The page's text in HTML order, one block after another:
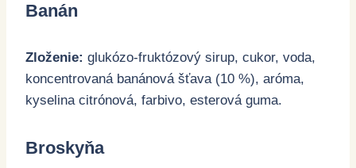
Banán
Zloženie: glukózo-fruktózový sirup, cukor, voda,
koncentrovaná banánová šťava (10 %), aróma,
kyselina citrónová, farbivo, esterová guma.
Broskyňa